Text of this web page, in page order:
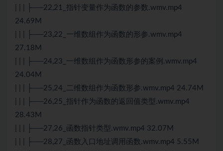
| | | ├──22,21_指针变量作为函数的参数.wmv.mp4
24.69M
| | | ├──23,22_一维数组作为函数的形参.wmv.mp4
27.18M
| | | ├──24,23_一维数组作为函数形参的案例.wmv.mp4
24.04M
| | | ├──25,24_二维数组作为函数形参.wmv.mp4 24.74M
| | | ├──26,25_指针作为函数的返回值类型.wmv.mp4
28.43M
| | | ├──27,26_函数指针类型.wmv.mp4 32.07M
| | | ├──28,27_函数入口地址调用函数.wmv.mp4 5.55M